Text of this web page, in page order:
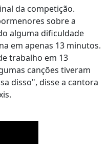
da competição.
sobre a
alguma dificuldade
em apenas 13 minutos.
trabalho em 13
canções tiveram
disso", disse a cantora